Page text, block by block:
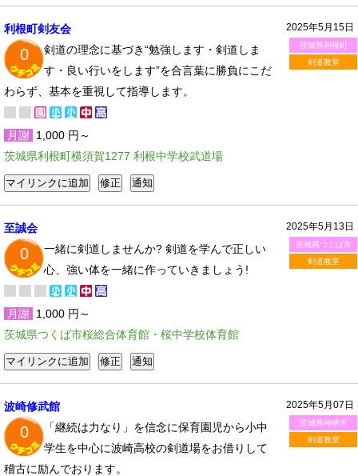
2025年5月15日
茨城県利根町
剣道教室
利根町剣友会
0
剣道の理念に基づき“勉強します・剣道しま
す・良い行いをします”を合言葉に勝負にこだ
わらず、基本を重視して指導します。
月謝 1,000 円～
茨城県利根町横須賀1277 利根中学校武道場
2025年5月13日
茨城県つくば市
剣道教室
至誠会
0
一緒に剣道しませんか? 剣道を学んで正しい
心、強い体を一緒に作っていきましょう!
月謝 1,000 円～
茨城県つくば市桜総合体育館・桜中学校体育館
2025年5月07日
茨城県神栖市
剣道教室
波崎修武館
0
「継続は力なり」を信念に保育園児から小中
学生を中心に波崎高校の剣道場をお借りして
稽古に励んでおります。